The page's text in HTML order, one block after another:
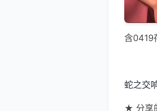
含0419
蛇之交
★ 分享